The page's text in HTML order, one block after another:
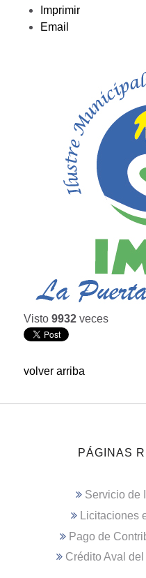
Imprimir
Email
Visto 9932 veces
volver arriba
PÁGINAS
Servicio de
Licitaciones
Pago de
Crédito Aval